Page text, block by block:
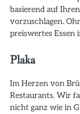
basierend auf
vorzuschlagen.
preiswertes Essen
Plaka
Im Herzen von
Restaurants. Wir
nicht ganz wie in